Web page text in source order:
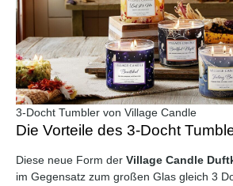
3-Docht Tumbler von Village Candle
Die Vorteile des 3-Docht
Diese neue Form der Village Candle
im Gegensatz zum großen Glas gleich 3